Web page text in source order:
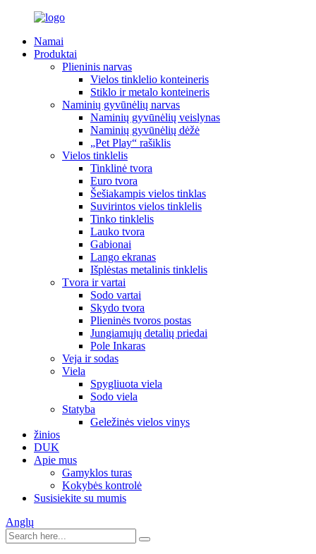
Namai
Produktai
Plieninis narvas
Vielos tinklelio konteineris
Stiklo ir metalo konteineris
Naminių gyvūnėlių narvas
Naminių gyvūnėlių veislynas
Naminių gyvūnėlių dėžė
„Pet Play“ rašiklis
Vielos tinklelis
Tinklinė tvora
Euro tvora
Šešiakampis vielos tinklas
Suvirintos vielos tinklelis
Tinko tinklelis
Lauko tvora
Gabionai
Lango ekranas
Išplėstas metalinis tinklelis
Tvora ir vartai
Sodo vartai
Skydo tvora
Plieninės tvoros postas
Jungiamųjų detalių priedai
Pole Inkaras
Veja ir sodas
Viela
Spygliuota viela
Sodo viela
Statyba
Geležinės vielos vinys
žinios
DUK
Apie mus
Gamyklos turas
Kokybės kontrolė
Susisiekite su mumis
Anglų